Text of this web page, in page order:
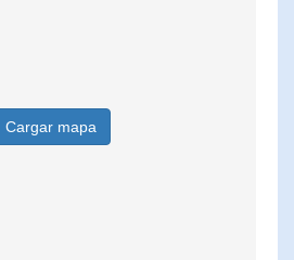
Cargar mapa